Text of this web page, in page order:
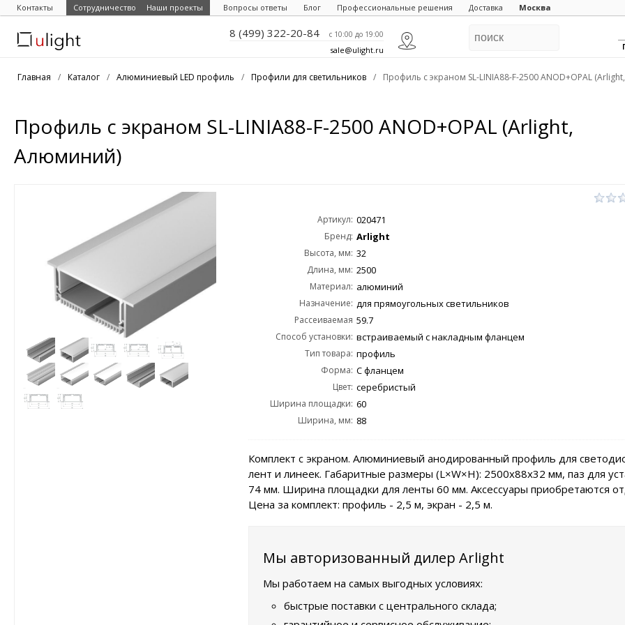
Контакты Сотрудничество Наши проекты Вопросы ответы Блог Профессиональные решения Доставка Москва
8 (499) 322-20-84 c 10:00 до 19:00
sale@ulight.ru
Главная / Каталог / Алюминиевый LED профиль / Профили для светильников / Профиль с экраном SL-LINIA88-F-2500 ANOD+OPAL
Профиль с экраном SL-LINIA88-F-2500 ANOD+OPAL (Arlight,
Алюминий)
Артикул: 020471
Бренд: Arlight
Высота, мм: 32
Длина, мм: 2500
Материал: алюминий
Назначение: для прямоугольных светильников
Рассеиваемая
мощность, PD:
59.7
Способ установки: встраиваемый с накладным фланцем
Тип товара: профиль
Форма: С фланцем
Цвет: серебристый
Ширина площадки: 60
Ширина, мм: 88
Комплект с экраном. Алюминиевый анодированный профиль для
лент и линеек. Габаритные размеры (L×W×H): 2500x88x32 мм, паз для
74 мм. Ширина площадки для ленты 60 мм. Аксессуары приобретаются
Цена за комплект: профиль - 2,5 м, экран - 2,5 м.
Мы авторизованный дилер Arlight
Мы работаем на самых выгодных условиях:
быстрые поставки с центрального склада;